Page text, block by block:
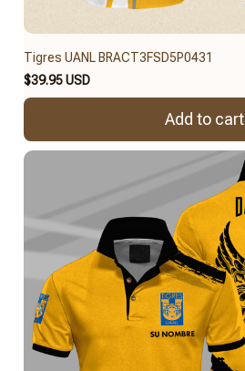
Tigres UANL BRACT3FSD5P0431
$39.95 USD
Add to cart